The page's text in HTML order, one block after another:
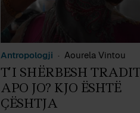
Antropologji Aourela Vintou
T’I SHËRBESH
APO JO? KJO ËSHTË
ÇËSHTJA